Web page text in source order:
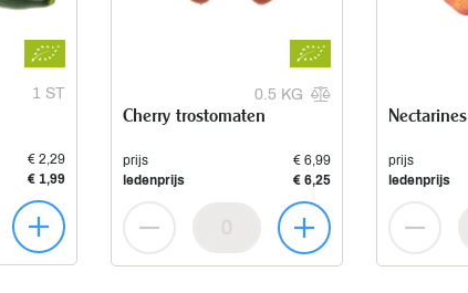
1 ST
€ 2,29
€ 1,99
0.5 KG
Cherry trostomaten
prijs
€ 6,99
ledenprijs
€ 6,25
Nectarines
prijs
ledenprijs